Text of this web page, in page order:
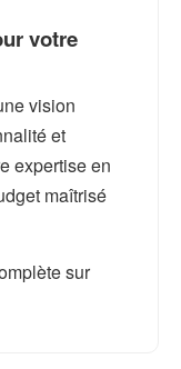
votre
vision
et
expertise en
maîtrisé
sur